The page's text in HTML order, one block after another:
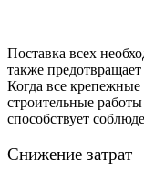
Поставка всех
также
Когда все
строительные
способствует
Снижение затрат